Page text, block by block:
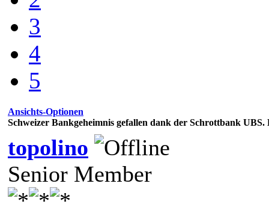
3
4
5
Ansichts-Optionen
Schweizer Bankgeheimnis gefallen dank der Schrottbank
topolino
Senior Member